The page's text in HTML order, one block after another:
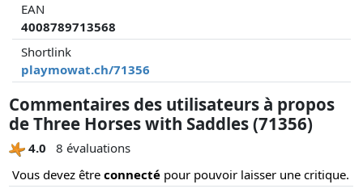
EAN
4008789713568
Shortlink
playmowat.ch/71356
Commentaires des utilisateurs à propos
de Three Horses with Saddles (71356)
4.0
8 évaluations
Vous devez être connecté pour pouvoir laisser une critique.